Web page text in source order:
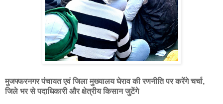
मुजफ्फरनगर पंचायत एवं जिला मुख्यालय घेराव की रणनीति पर करेंगे चर्चा,
जिले भर से पदाधिकारी और क्षेत्रीय किसान जुटेंगे